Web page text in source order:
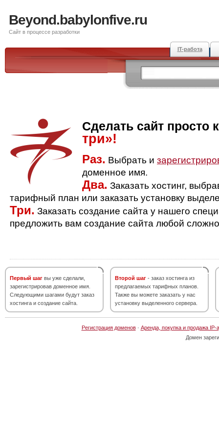
Beyond.babylonfive.ru
Сайт в процессе разработки
IT-работа
Сделать сайт просто
три»!
Раз. Выбрать и
доменное имя.
Два. Заказать хостинг,
тарифный план или заказать установку
Три. Заказать создание сайта у нашего
предложить вам создание сайта любой
Первый шаг вы уже сделали,
зарегистрировав доменное имя.
Следующими шагами будут заказ
хостинга и создание сайта.
Второй шаг - заказ хостинга из
предлагаемых тарифных планов.
Также вы можете заказать у нас
установку выделенного сервера.
Регистрация доменов· Аренда, покупка и продажа IP-
Домен